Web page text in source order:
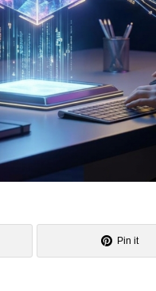
Pin it